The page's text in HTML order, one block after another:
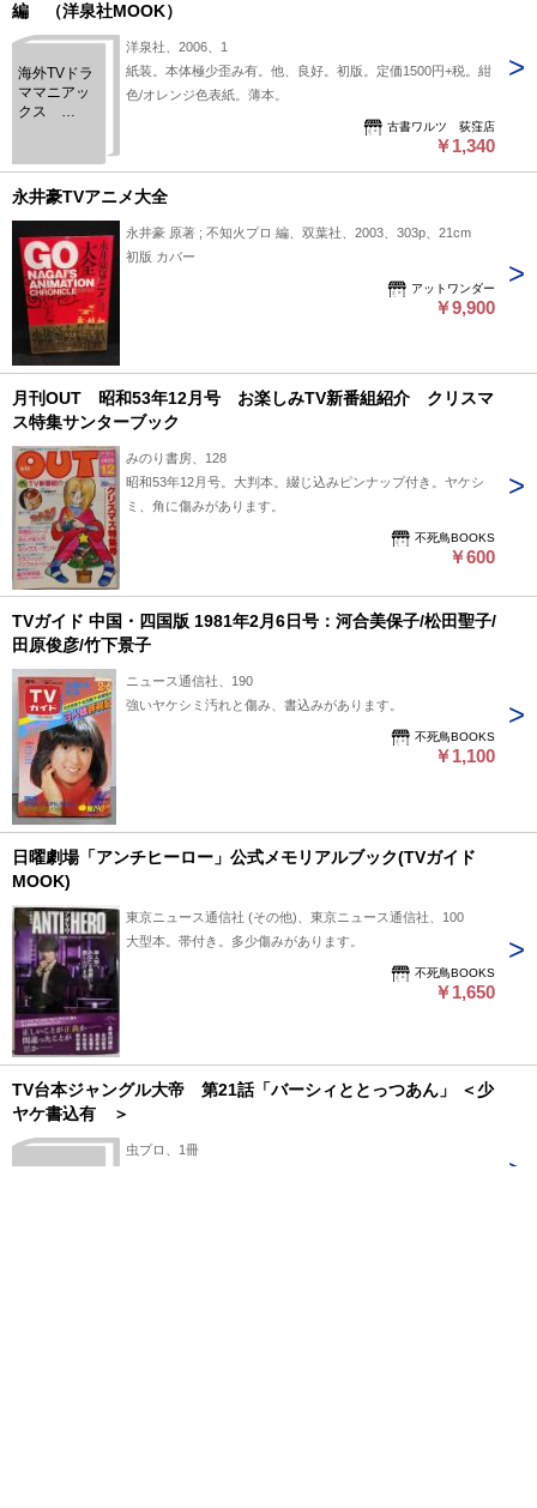
編 （洋泉社MOOK）
海外TVドラ
ママニアッ
クス
全 米国
編 （洋泉
社MOOK）
洋泉社、2006、1
紙装。本体極少歪み有。他、良好。初版。定価1500円+税。紺
色/オレンジ色表紙。薄本。
古書ワルツ 荻窪店
￥1,340
永井豪TVアニメ大全
永井豪 原著 ; 不知火プロ 編、双葉社、2003、303p、21cm
初版 カバー
アットワンダー
￥9,900
月刊OUT 昭和53年12月号 お楽しみTV新番組紹介 クリスマ
ス特集サンターブック
みのり書房、128
昭和53年12月号。大判本。綴じ込みピンナップ付き。ヤケシ
ミ、角に傷みがあります。
不死鳥BOOKS
￥600
TVガイド 中国・四国版 1981年2月6日号：河合美保子/松田聖子/
田原俊彦/竹下景子
ニュース通信社、190
強いヤケシミ汚れと傷み、書込みがあります。
不死鳥BOOKS
￥1,100
日曜劇場「アンチヒーロー」公式メモリアルブック(TVガイド
MOOK)
東京ニュース通信社 (その他)、東京ニュース通信社、100
大型本。帯付き。多少傷みがあります。
不死鳥BOOKS
￥1,650
TV台本ジャングル大帝 第21話「バーシィととっつあん」 ＜少
ヤケ書込有 ＞
虫プロ、1冊